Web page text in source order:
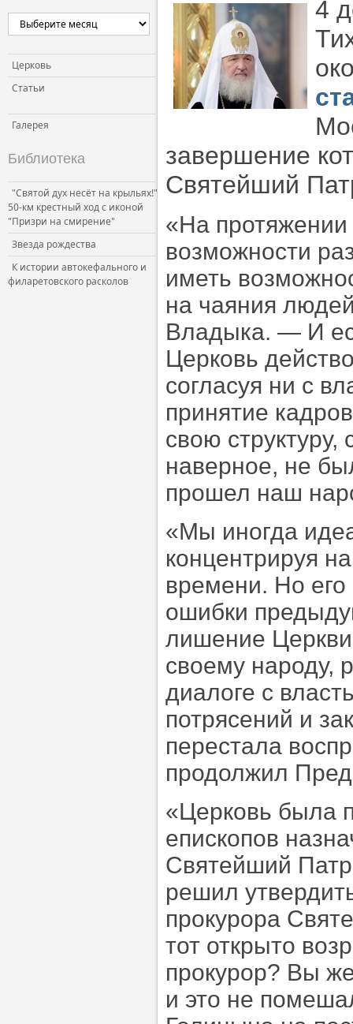
Церковь и власть
Церковь и общество
Церковь и СМИ
Церковь
Статьи
Галерея
Библиотека
"Святой дух несёт на крыльях!"
50-км крестный ход с иконой
"Призри на смирение"
Звезда рождества
К истории автокефального и
филаретовского расколов
4
завершение
Святейший
«На
возможности
иметь
на чаяния
Владыка. — И
Церковь
согласуя ни с
принятие
свою
наверное, не
прошел наш
«Мы иногда
концентрируя
времени. Но
ошибки
лишение
своему народу,
диалоге с
потрясений и
перестала
продолжил
«Церковь была
епископов
Святейший
решил
прокурора
тот открыто
прокурор? Вы
и это не